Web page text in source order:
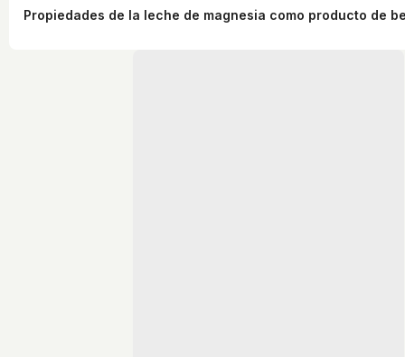
Propiedades de la leche de magnesia como producto de